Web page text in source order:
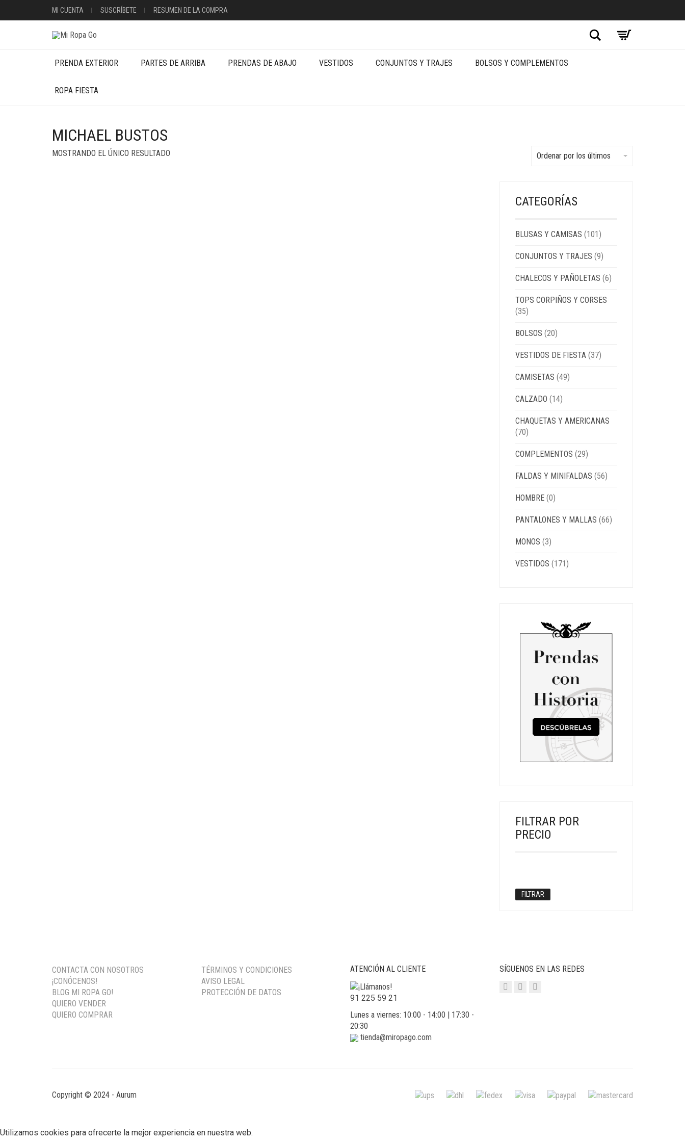
MI CUENTA SUSCRÍBETE RESUMEN DE LA COMPRA
Buscar
PRENDA EXTERIOR PARTES DE ARRIBA PRENDAS DE ABAJO VESTIDOS CONJUNTOS Y TRAJES BOLSOS Y COMPLEMENTOS
ROPA FIESTA
MICHAEL BUSTOS
MOSTRANDO EL ÚNICO RESULTADO Ordenar por los últimos
CATEGORÍAS
BLUSAS Y CAMISAS (101)
CONJUNTOS Y TRAJES (9)
CHALECOS Y PAÑOLETAS (6)
TOPS CORPIÑOS Y CORSES
(35)
BOLSOS (20)
VESTIDOS DE FIESTA (37)
CAMISETAS (49)
CALZADO (14)
CHAQUETAS Y AMERICANAS
(70)
COMPLEMENTOS (29)
FALDAS Y MINIFALDAS (56)
HOMBRE (0)
PANTALONES Y MALLAS (66)
MONOS (3)
VESTIDOS (171)
FILTRAR POR
PRECIO
FILTRAR
CONTACTA CON NOSOTROS
¡CONÓCENOS!
BLOG MI ROPA GO!
QUIERO VENDER
QUIERO COMPRAR
TÉRMINOS Y CONDICIONES
AVISO LEGAL
PROTECCIÓN DE DATOS
ATENCIÓN AL CLIENTE
91 225 59 21
Lunes a viernes: 10:00 - 14:00 | 17:30 -
20:30
tienda@miropago.com
SÍGUENOS EN LAS REDES
Copyright © 2024 - Aurum
Utilizamos cookies para ofrecerte la mejor experiencia en nuestra web.